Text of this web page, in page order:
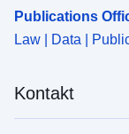
Publications
Law | Data |
Kontakt